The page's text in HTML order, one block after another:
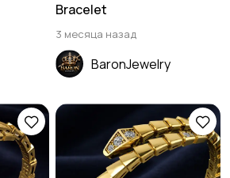
Bracelet
3 месяца назад
BaronJewelry